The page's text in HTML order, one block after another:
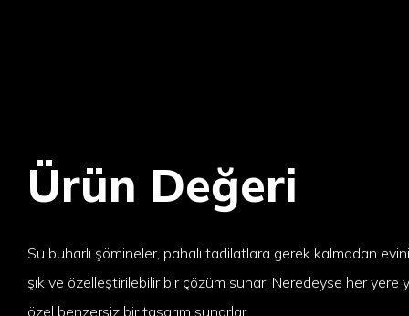
Ürün Değeri
Su buharlı şömineler, pahalı tadilatlara gerek kalmadan
şık ve özelleştirilebilir bir çözüm sunar. Neredeyse her yere
özel benzersiz bir tasarım sunarlar.